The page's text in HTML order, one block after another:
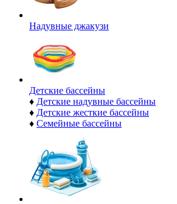
Надувные джакузи
Детские бассейны
♦ Детские надувные бассейны
♦ Детские жесткие бассейны
♦ Семейные бассейны